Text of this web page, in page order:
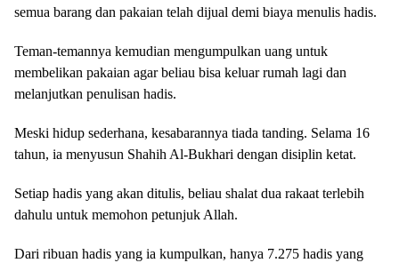
semua barang dan pakaian telah dijual demi biaya menulis hadis.
Teman-temannya kemudian mengumpulkan uang untuk
membelikan pakaian agar beliau bisa keluar rumah lagi dan
melanjutkan penulisan hadis.
Meski hidup sederhana, kesabarannya tiada tanding. Selama 16
tahun, ia menyusun Shahih Al-Bukhari dengan disiplin ketat.
Setiap hadis yang akan ditulis, beliau shalat dua rakaat terlebih
dahulu untuk memohon petunjuk Allah.
Dari ribuan hadis yang ia kumpulkan, hanya 7.275 hadis yang